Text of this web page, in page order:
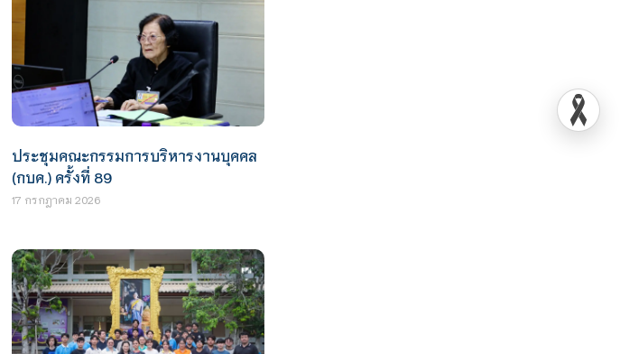
ประชุมคณะกรรมการบริหารงานบุคคล
(กบค.) ครั้งที่ 89
17 กรกฎาคม 2026